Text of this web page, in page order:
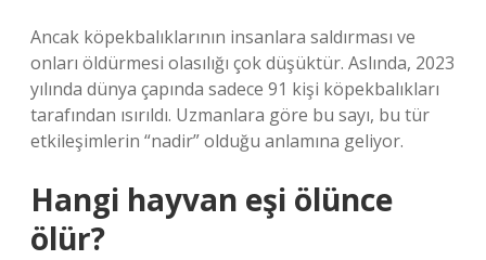
Ancak köpekbalıklarının insanlara saldırması ve
onları öldürmesi olasılığı çok düşüktür. Aslında, 2023
yılında dünya çapında sadece 91 kişi köpekbalıkları
tarafından ısırıldı. Uzmanlara göre bu sayı, bu tür
etkileşimlerin “nadir” olduğu anlamına geliyor.
Hangi hayvan eşi ölünce
ölür?